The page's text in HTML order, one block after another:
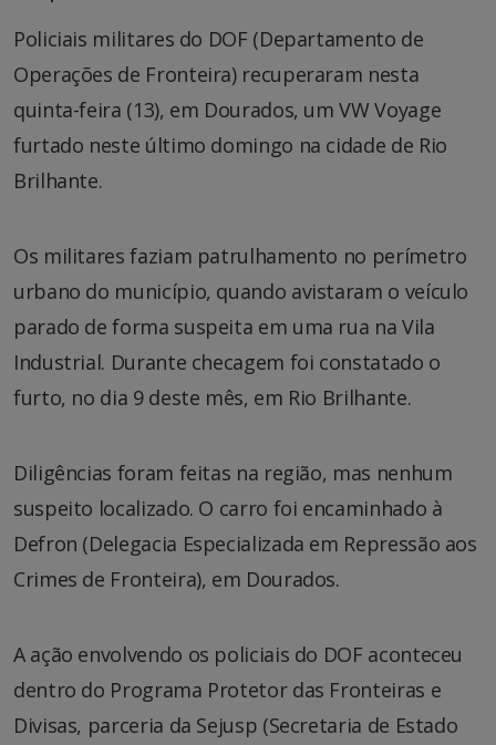
Policiais militares do DOF (Departamento de
Operações de Fronteira) recuperaram nesta
quinta-feira (13), em Dourados, um VW Voyage
furtado neste último domingo na cidade de Rio
Brilhante.
Os militares faziam patrulhamento no perímetro
urbano do município, quando avistaram o veículo
parado de forma suspeita em uma rua na Vila
Industrial. Durante checagem foi constatado o
furto, no dia 9 deste mês, em Rio Brilhante.
Diligências foram feitas na região, mas nenhum
suspeito localizado. O carro foi encaminhado à
Defron (Delegacia Especializada em Repressão aos
Crimes de Fronteira), em Dourados.
A ação envolvendo os policiais do DOF aconteceu
dentro do Programa Protetor das Fronteiras e
Divisas, parceria da Sejusp (Secretaria de Estado